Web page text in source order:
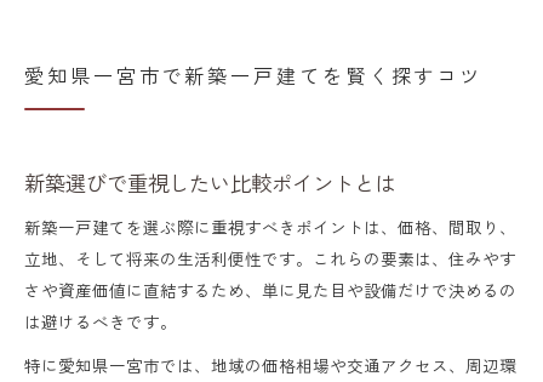
新築の魅力と一宮市の注目ポイント
新築平屋やデザイナーズ住宅の魅力を解説
新築マンションと一戸建ての特徴を比較
一宮市新築における補助金情報のポイント
子育てしやすい新築を一宮市で見つけるには
一宮市新築で叶う理想の子育て環境とは
愛知県一宮市で新築一戸建てを賢く探すコツ
新築選びで重視したい比較ポイントとは
新築一戸建てを選ぶ際に重視すべきポイントは、価格、間取り、
立地、そして将来の生活利便性です。これらの要素は、住みやす
さや資産価値に直結するため、単に見た目や設備だけで決めるの
は避けるべきです。
特に愛知県一宮市では、地域の価格相場や交通アクセス、周辺環